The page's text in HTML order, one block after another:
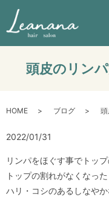
頭皮のリン
HOME ブログ
2022/01/31
リンパをほぐす事でトップ
トップの割れがなくなった
ハリ・コシのあるしなやか